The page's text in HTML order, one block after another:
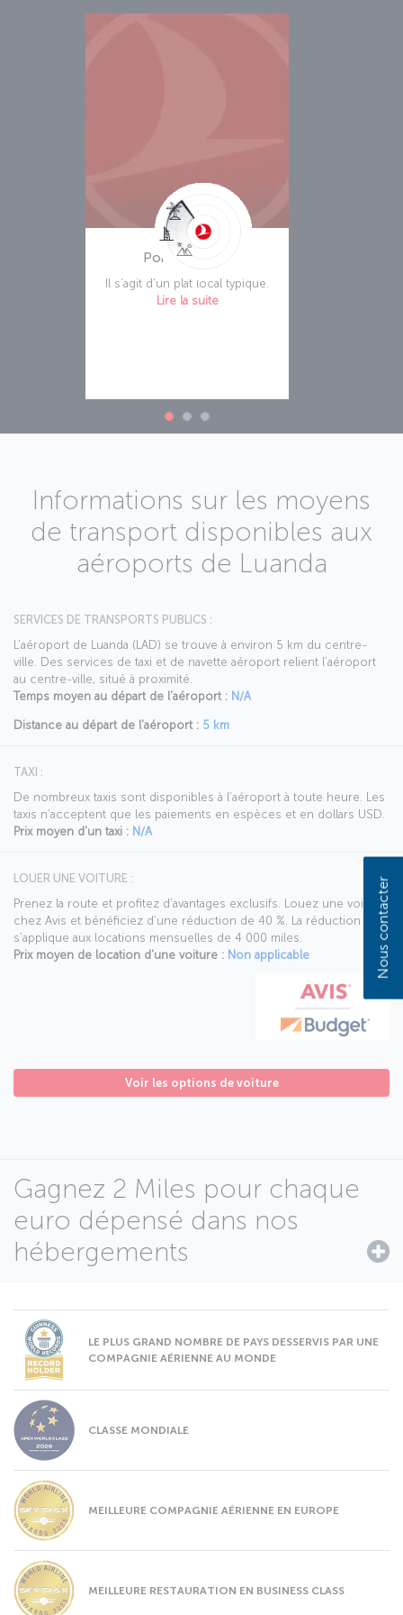
Poisson calulu
Il s’agit d’un plat local typique.
Lire la suite
Informations sur les moyens
de transport disponibles aux
aéroports de Luanda
SERVICES DE TRANSPORTS PUBLICS :
L’aéroport de Luanda (LAD) se trouve à environ 5 km du centre-
ville. Des services de taxi et de navette aéroport relient l’aéroport
au centre-ville, situé à proximité.
Temps moyen au départ de l'aéroport : N/A
Distance au départ de l'aéroport : 5 km
TAXI :
De nombreux taxis sont disponibles à l’aéroport à toute heure. Les
taxis n’acceptent que les paiements en espèces et en dollars USD.
Prix moyen d'un taxi : N/A
LOUER UNE VOITURE :
Prenez la route et profitez d’avantages exclusifs. Louez une voiture
chez Avis et bénéficiez d’une réduction de 40 %. La réduction Avis
s’applique aux locations mensuelles de 4 000 miles.
Prix moyen de location d'une voiture : Non applicable
Voir les options de voiture
Gagnez 2 Miles pour chaque
euro dépensé dans nos
hébergements
LE PLUS GRAND NOMBRE DE PAYS DESSERVIS PAR UNE
COMPAGNIE AÉRIENNE AU MONDE
CLASSE MONDIALE
MEILLEURE COMPAGNIE AÉRIENNE EN EUROPE
MEILLEURE RESTAURATION EN BUSINESS CLASS
Nous contacter